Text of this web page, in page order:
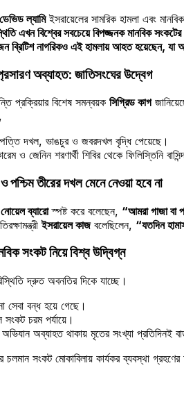
ডেভিড ল্যামিইসরায়েলের সামরিক হামলা এবং
এখন বিশ্বের সবচেয়ে বিপজ্জনক মানবিক
ব্রিটিশ নাগরিকও এই হামলায় আহত হয়েছেন, যা
অব্যাহত: জাতিসংঘের উদ্বেগ
প্রক্রিয়ার বিশেষ সমন্বয়ক সিগ্রিড কাগ
দখল, ভাঙচুর ও জবরদখল বৃদ্ধি পেয়েছে।
ও জেনিন শরণার্থী শিবির থেকে ফিলিস্তিনি
পশ্চিম তীরের দখল মেনে নেওয়া হবে না
ব্যারোস্পষ্ট করে বলেছেন, “আমরা গাজা বা
ইসরায়েল কাজবলেছিলেন, “যতদিন
সংকট নিয়ে বিশ্ব উদ্বিগ্ন
দ্রুত অবনতির দিকে যাচ্ছে।
সেবা বন্ধ হয়ে গেছে।
চরম পর্যায়ে।
অভিযান অব্যাহত থাকায় মৃতের সংখ্যা প্রতিদিনই
চলমান সংকট মোকাবিলায় কার্যকর ব্যবস্থা